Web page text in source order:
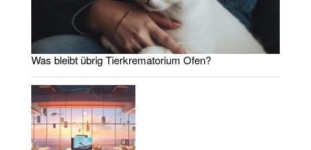
Was bleibt übrig Tierkrematorium Ofen?